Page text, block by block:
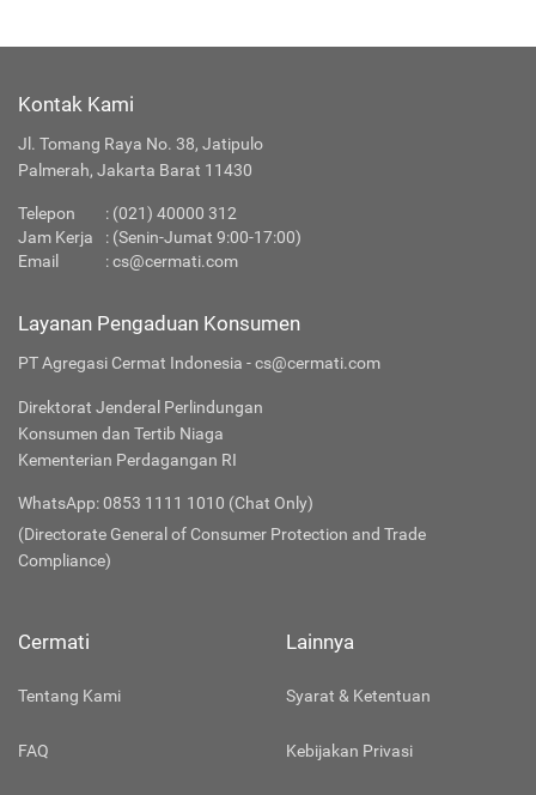
Kontak Kami
Jl. Tomang Raya No. 38, Jatipulo
Palmerah, Jakarta Barat 11430
Telepon : (021) 40000 312
Jam Kerja
: (Senin-Jumat 9:00-17:00)
Email
:cs@cermati.com
Layanan Pengaduan Konsumen
PT Agregasi Cermat Indonesia - cs@cermati.com
Direktorat Jenderal Perlindungan
Konsumen dan Tertib Niaga
Kementerian Perdagangan RI
WhatsApp: 0853 1111 1010 (Chat Only)
(Directorate General of Consumer Protection and Trade
Compliance)
Cermati
Tentang Kami
FAQ
Lainnya
Syarat & Ketentuan
Kebijakan Privasi